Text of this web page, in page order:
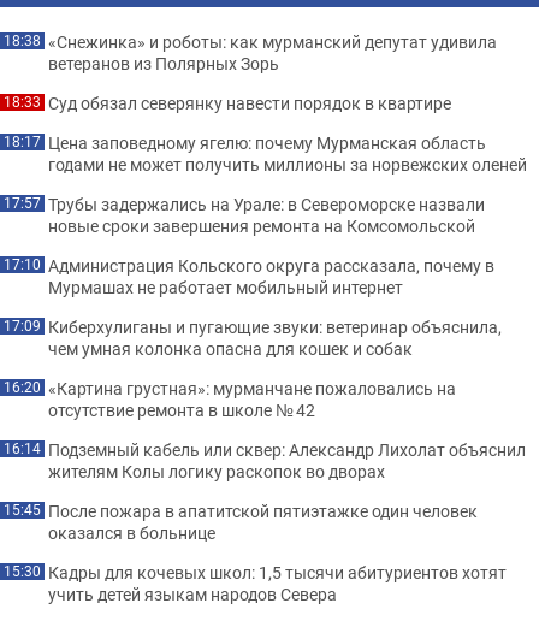
18:38 «Снежинка» и роботы: как мурманский депутат удивила
ветеранов из Полярных Зорь
18:33 Суд обязал северянку навести порядок в квартире
18:17 Цена заповедному ягелю: почему Мурманская область
годами не может получить миллионы за норвежских оленей
17:57 Трубы задержались на Урале: в Североморске назвали
новые сроки завершения ремонта на Комсомольской
17:10 Администрация Кольского округа рассказала, почему в
Мурмашах не работает мобильный интернет
17:09 Киберхулиганы и пугающие звуки: ветеринар объяснила,
чем умная колонка опасна для кошек и собак
16:20 «Картина грустная»: мурманчане пожаловались на
отсутствие ремонта в школе № 42
16:14 Подземный кабель или сквер: Александр Лихолат объяснил
жителям Колы логику раскопок во дворах
15:45 После пожара в апатитской пятиэтажке один человек
оказался в больнице
15:30 Кадры для кочевых школ: 1,5 тысячи абитуриентов хотят
учить детей языкам народов Севера